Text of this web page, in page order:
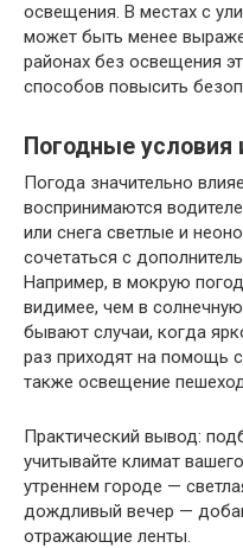
освещения. В местах с
может быть менее
районах без освещения
способов повысить
Погодные условия
Погода значительно
воспринимаются
или снега светлые и
сочетаться с
Например, в мокрую
видимее, чем в
бывают случаи, когда
раз приходят на помощь
также освещение
Практический вывод:
учитывайте климат
утреннем городе —
дождливый вечер —
отражающие ленты.